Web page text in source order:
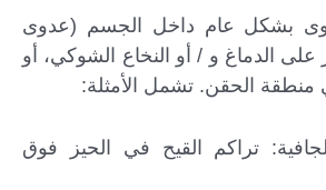
بشكل عام داخل الجسم (عدوى
على الدماغ و / أو النخاع الشوكي، أو
الحقن. تشمل الأمثلة:
تراكم القيح في الحيز فوق